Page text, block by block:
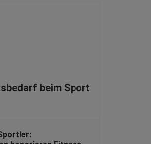
beim Sport